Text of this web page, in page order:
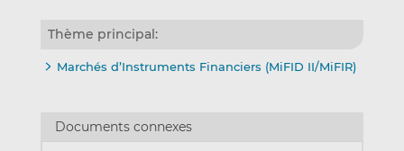
Thème principal:
Marchés d’Instruments Financiers (MiFID II/MiFIR)
Documents connexes